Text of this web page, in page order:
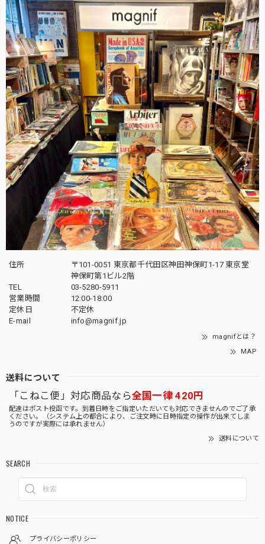
住所
〒101-0051 東京都千代田区神田神保町1-17 東京堂
神保町第1ビル2階
TEL
03-5280-5911
営業時間
12:00-18:00
定休日
不定休
E-mail
info@magnif.jp
magnifとは？
MAP
送料について
「こねこ便」対応商品なら全国一律 420円
配達はポスト投函です。到着日時をご指定いただいても対応できませんのでご了承
ください。（システム上の都合により、ご注文時に日時指定の操作が出来てしま
うのですが実際には承れません）
送料について
SEARCH
NOTICE
プライバシーポリシー